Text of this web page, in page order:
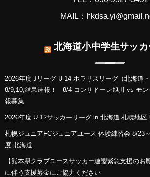
MAIL：
北海道小中学生サッカ
2026年度 Jリーグ U-14 ポラリスリーグ（北海道・
8/9,10,結果速報！ 8/4 コンサドーレ旭川 vs モン
報募集
2026年度 U-12サッカーリーグ in 北海道 札幌地
札幌ジュニアFCジュニアユース 体験練習会 8/23
度 北海道
【熊本県クラブユースサッカー連盟緊急支援のお
に伴う支援募金にご協力ください